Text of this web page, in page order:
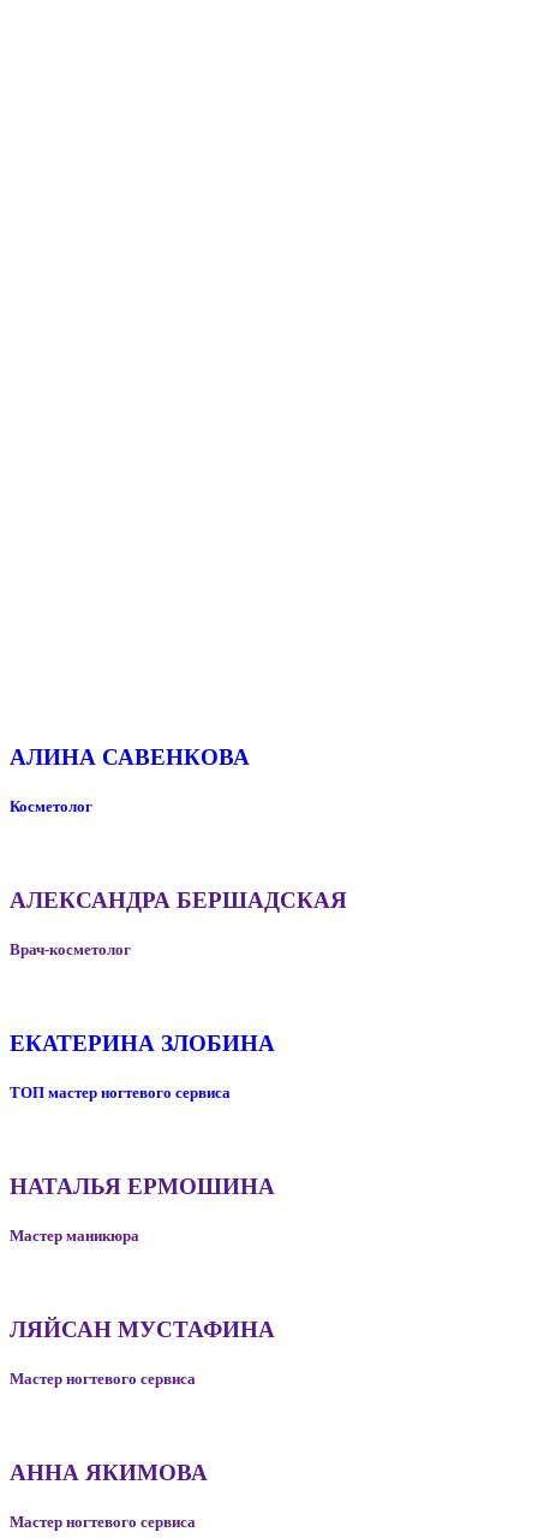
АЛИНА САВЕНКОВА
Косметолог
АЛЕКСАНДРА БЕРШАДСКАЯ
Врач-косметолог
ЕКАТЕРИНА ЗЛОБИНА
ТОП мастер ногтевого сервиса
НАТАЛЬЯ ЕРМОШИНА
Мастер маникюра
ЛЯЙСАН МУСТАФИНА
Мастер ногтевого сервиса
АННА ЯКИМОВА
Мастер ногтевого сервиса